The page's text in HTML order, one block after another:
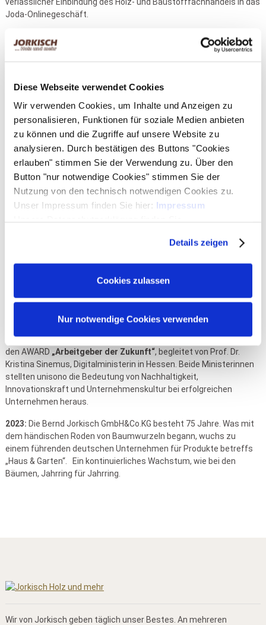
Diese Webseite verwendet Cookies
Wir verwenden Cookies, um Inhalte und Anzeigen zu
personalisieren, Funktionen für soziale Medien anbieten
zu können und die Zugriffe auf unsere Website zu
analysieren. Durch bestätigen des Buttons "Cookies
erlauben" stimmen Sie der Verwendung zu. Über den
Button "nur notwendige Cookies" stimmen Sie der
Nutzung von den technisch notwendigen Cookies zu.
Unser Impressum finden Sie hier: Impressum
Details zeigen
Cookies zulassen
Nur notwendige Cookies verwenden
Joda-Onlinegeschäft.
Die Auszubildenden des Unternehmens erhalten einen
nationalen Preis des Gesamtverbandes Deutscher Holzhandel (GD
2020: DieEurobaustoff Handelsgesellschaft mbH & Co. KG
Bereich Baustoffe und Holz, hat die Jorkisch GmbH & Co. KG zum
Sieger in der Kategorie „TOP- Lieferant 2019 - Holz im Garten“
gekürt und mit einer Urkunde und gläsernem Award
ausgezeichnet.
2021:Die komplett neu geschaffene Webseite „www.jorkisch.de“
geht mit erheblich ausgeweiteten Informationsmöglichkeiten im
B2B-Segment wie auch im B2C-Bereich online.
mehrstufigen Prüfprozess des Deutschen Innovationsinstituts.
Verständnis für Bedürfnisse ihrer Kundschaft sowie
Mitarbeiterinnen und Mitarbeiter. Herausgehoben wurde die
Mittelpunkt stellt – geprägt von hanseatischer und
skandinavischer Denkweise. Die Ergebnisse bei Themen wie
Digitalisierung und Nachhaltigkeit wurde positiv erwähnt. Brigitte
Zypries, Bundeswirtschaftsministerin a.D., überreichte in Frankfurt
den AWARD „Arbeitgeber der Zukunft“, begleitet von Prof. Dr.
Kristina Sinemus, Digitalministerin in Hessen. Beide Ministerinnen
stellten unisono die Bedeutung von Nachhaltigkeit,
Innovationskraft und Unternehmenskultur bei erfolgreichen
Unternehmen heraus.
2023: Die Bernd Jorkisch GmbH&Co.KG besteht 75 Jahre. Was mit
dem händischen Roden von Baumwurzeln begann, wuchs zu
einem führenden deutschen Unternehmen für Produkte betreffs
„Haus & Garten“. Ein kontinuierliches Wachstum, wie bei den
Bäumen, Jahrring für Jahrring.
Wir von Jorkisch geben täglich unser Bestes. An mehreren